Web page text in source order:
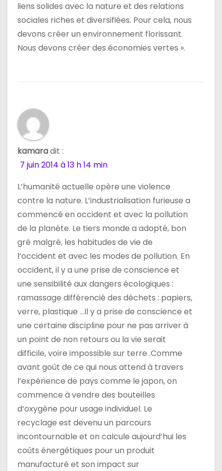
liens solides avec la nature et des relations
sociales riches et diversifiées. Pour cela, nous
devons créer un environnement florissant.
Nous devons créer des économies vertes ».
kamaradit :
7 juin 2014 à 13 h 14 min
L’humanité actuelle opère une violence
contre la nature. L’industrialisation furieuse a
commencé en occident et avec la pollution
de la planète. Le tiers monde a adopté, bon
gré malgré, les habitudes de vie de
l’occident et avec les modes de pollution. En
occident, il y a une prise de conscience et
une sensibilité aux dangers écologiques :
ramassage différencié des déchets : papiers,
verre, plastique …Il y a prise de conscience et
une certaine discipline pour ne pas arriver à
un point de non retours ou la vie serait
difficile, voire impossible sur terre .Comme
avant goût de ce qui nous attend à travers
l’expérience de pays comme le japon, on
commence à vendre des bouteilles
d’oxygène pour usage individuel. Le
recyclage est devenu un parcours
incontournable et on calcule aujourd’hui les
coûts énergétiques pour un produit
manufacturé et son impact sur